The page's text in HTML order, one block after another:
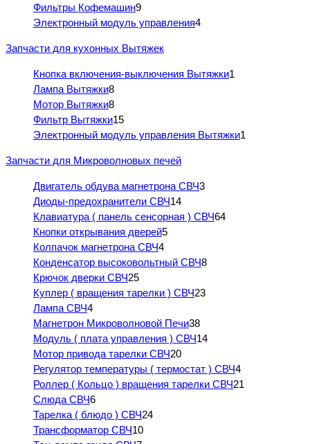
Фильтры Кофемашин9
Электронный модуль управления4
Запчасти для кухонных Вытяжек
Кнопка включения-выключения Вытяжки1
Лампа Вытяжки8
Мотор Вытяжки8
Фильтр Вытяжки15
Электронный модуль управления Вытяжки1
Запчасти для Микроволновых печей
Двигатель обдува магнетрона СВЧ3
Диоды-предохранители СВЧ14
Клавиатура ( панель сенсорная ) СВЧ64
Кнопки открывания дверей5
Колпачок магнетрона СВЧ4
Конденсатор высоковольтный СВЧ8
Крючок дверки СВЧ25
Куплер ( вращения тарелки ) СВЧ23
Лампа СВЧ4
Магнетрон Микроволновой Печи38
Модуль ( плата управления ) СВЧ14
Мотор привода тарелки СВЧ20
Регулятор температуры ( термостат ) СВЧ4
Роллер ( Кольцо ) вращения тарелки СВЧ21
Слюда СВЧ6
Тарелка ( блюдо ) СВЧ24
Трансформатор СВЧ10